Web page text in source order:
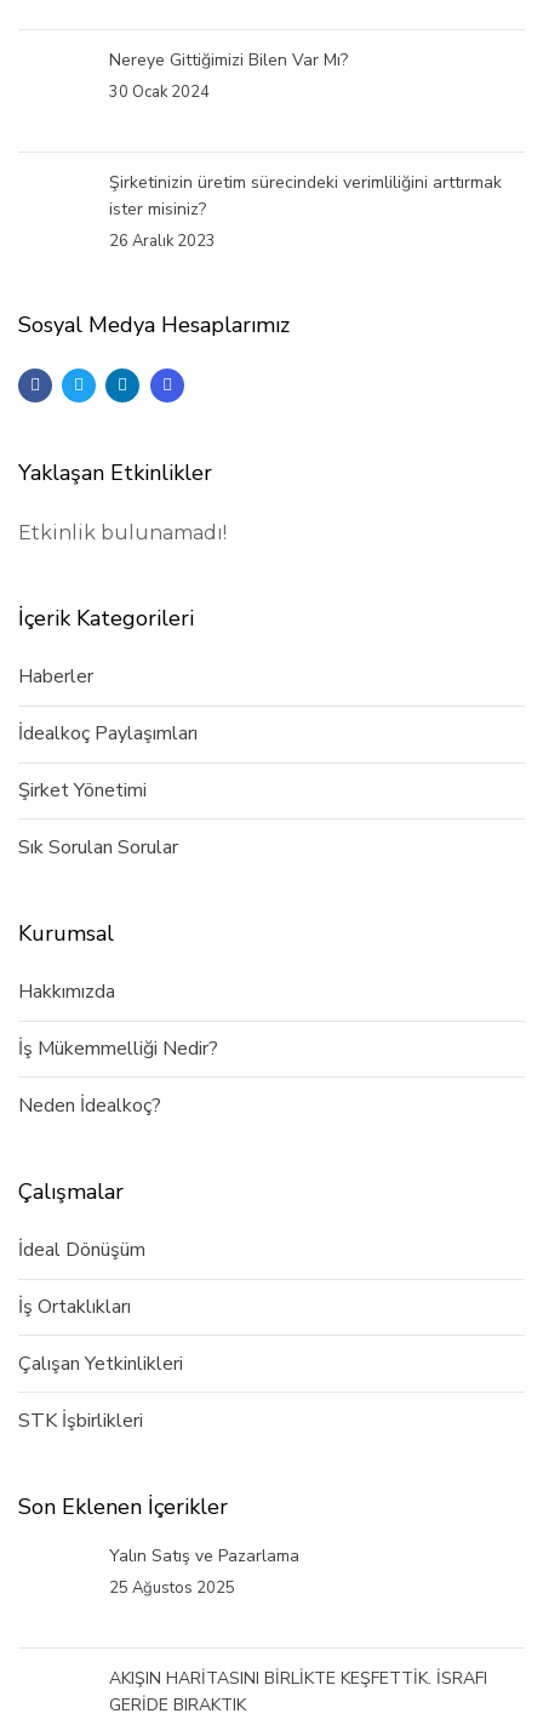
Nereye Gittiğimizi Bilen Var Mı?
30 Ocak 2024
Şirketinizin üretim sürecindeki verimliliğini arttırmak
ister misiniz?
26 Aralık 2023
Sosyal Medya Hesaplarımız
Yaklaşan Etkinlikler
Etkinlik bulunamadı!
İçerik Kategorileri
Haberler
İdealkoç Paylaşımları
Şirket Yönetimi
Sık Sorulan Sorular
Kurumsal
Hakkımızda
İş Mükemmelliği Nedir?
Neden İdealkoç?
Çalışmalar
İdeal Dönüşüm
İş Ortaklıkları
Çalışan Yetkinlikleri
STK İşbirlikleri
Son Eklenen İçerikler
Yalın Satış ve Pazarlama
25 Ağustos 2025
AKIŞIN HARİTASINI BİRLİKTE KEŞFETTİK. İSRAFI
GERİDE BIRAKTIK